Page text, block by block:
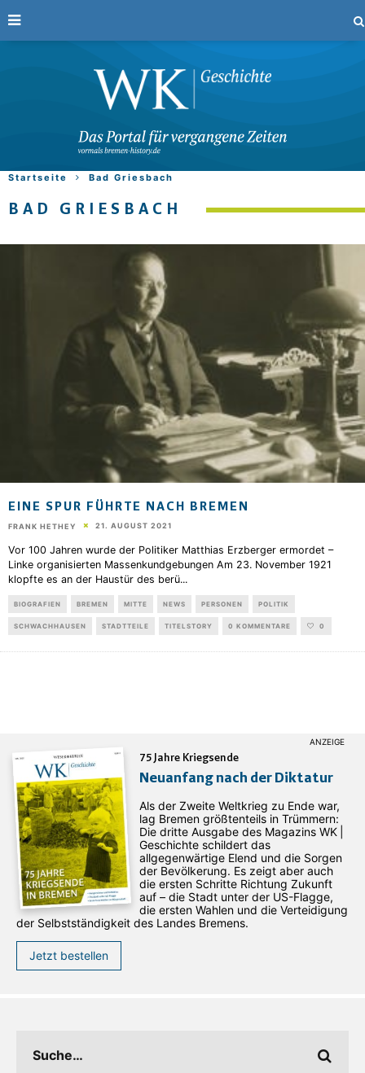
Startseite Bad Griesbach
BAD GRIESBACH
EINE SPUR FÜHRTE NACH BREMEN
FRANK HETHEY 21. AUGUST 2021
Vor 100 Jahren wurde der Politiker Matthias Erzberger ermordet –
Linke organisierten Massenkundgebungen Am 23. November 1921
klopfte es an der Haustür des berü...
BIOGRAFIEN BREMEN MITTE NEWS PERSONEN POLITIK
SCHWACHHAUSEN STADTTEILE TITELSTORY 0 KOMMENTARE 0
75 Jahre Kriegsende
Neuanfang nach der Diktatur
Als der Zweite Weltkrieg zu Ende war,
lag Bremen größtenteils in Trümmern:
Die dritte Ausgabe des ­Magazins WK |
Geschichte schildert das
allgegenwärtige Elend und die Sorgen
der Bevölkerung. Es zeigt aber auch
die ersten Schritte Richtung Zukunft
auf – die Stadt unter der US-Flagge,
die ersten Wahlen und die Verteidigung
der Selbstständigkeit des Landes Bremens.
Jetzt bestellen